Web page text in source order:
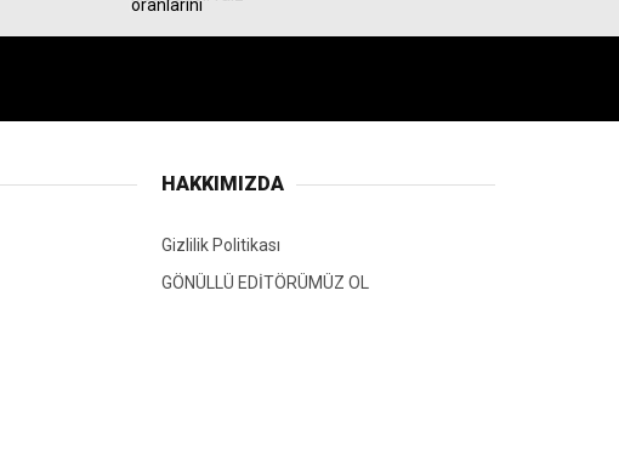
HAKKIMIZDA
Gizlilik Politikası
GÖNÜLLÜ EDİTÖRÜMÜZ OL